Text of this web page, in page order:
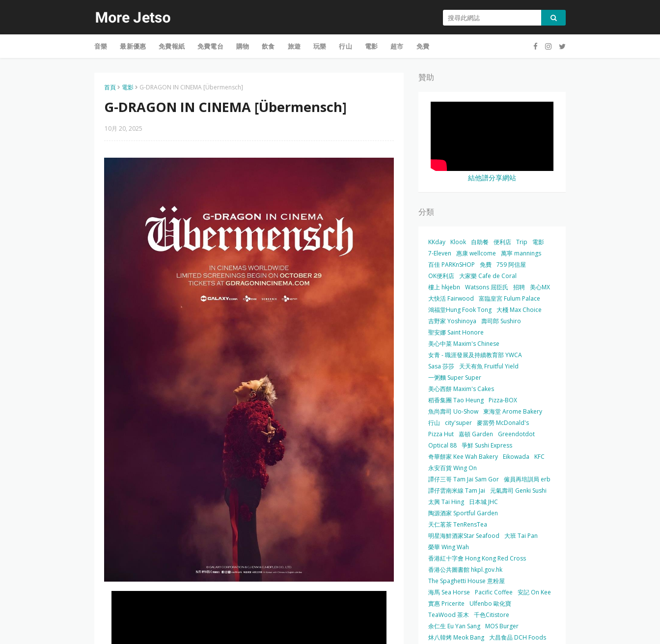
音樂 最新優惠 免費報紙 免費電台 購物 飲食 旅遊 玩樂 行山 電影 超市 免費
首頁 電影 G-DRAGON IN CINEMA [Übermensch]
G-DRAGON IN CINEMA [Übermensch]
10月 20, 2025
贊助
結他譜分享網站
分類
KKday Klook 自助餐 便利店 Trip
電影
7-Eleven
惠康 wellcome
萬寧 mannings
百佳 PARKnSHOP
免費 759 阿信屋
OK便利店 大家樂 Cafe de Coral
樓上 hkjebn
Watsons 屈臣氏 招聘 美心MX
大快活 Fairwood
富臨皇宮 Fulum Palace
鴻福堂Hung Fook Tong 大棧 Max Choice
吉野家 Yoshinoya
壽司郎 Sushiro
聖安娜 Saint Honore
美心中菜 Maxim's Chinese
女青 - 職涯發展及持續教育部 YWCA
Sasa 莎莎
天天有魚 Fruitful Yield
一粥麵 Super Super
美心西餅 Maxim's Cakes
稻香集團 Tao Heung Pizza-BOX
魚尚壽司 Uo-Show 東海堂 Arome Bakery
行山
city'super 麥當勞 McDonald's
Pizza Hut 嘉頓 Garden
Greendotdot
Optical 88 爭鮮 Sushi Express
奇華餅家 Kee Wah Bakery Eikowada
KFC
永安百貨 Wing On
譚仔三哥 Tam Jai Sam Gor 僱員再培訓局 erb
譚仔雲南米線 Tam Jai
元氣壽司 Genki Sushi
太興 Tai Hing
日本城 JHC
陶源酒家 Sportful Garden
天仁茗茶 TenRensTea
明星海鮮酒家Star Seafood
大班 Tai Pan
榮華 Wing Wah
香港紅十字會 Hong Kong Red Cross
香港公共圖書館 hkpl.gov.hk
The Spaghetti House 意粉屋
海馬 Sea Horse
Pacific Coffee
安記 On Kee
實惠 Pricerite
Ulfenbo 歐化寶
TeaWood 茶木 千色Citistore
余仁生 Eu Yan Sang MOS Burger
炑八韓烤 Meok Bang 大昌食品 DCH Foods